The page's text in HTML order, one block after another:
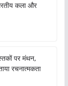
कला और
पर मंथन,
रचनात्मकता